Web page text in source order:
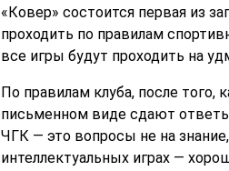
«Ковер» состоится первая из
проходить по правилам
все игры будут проходить на
По правилам клуба, после того,
письменном виде сдают
ЧГК — это вопросы не на
интеллектуальных играх —